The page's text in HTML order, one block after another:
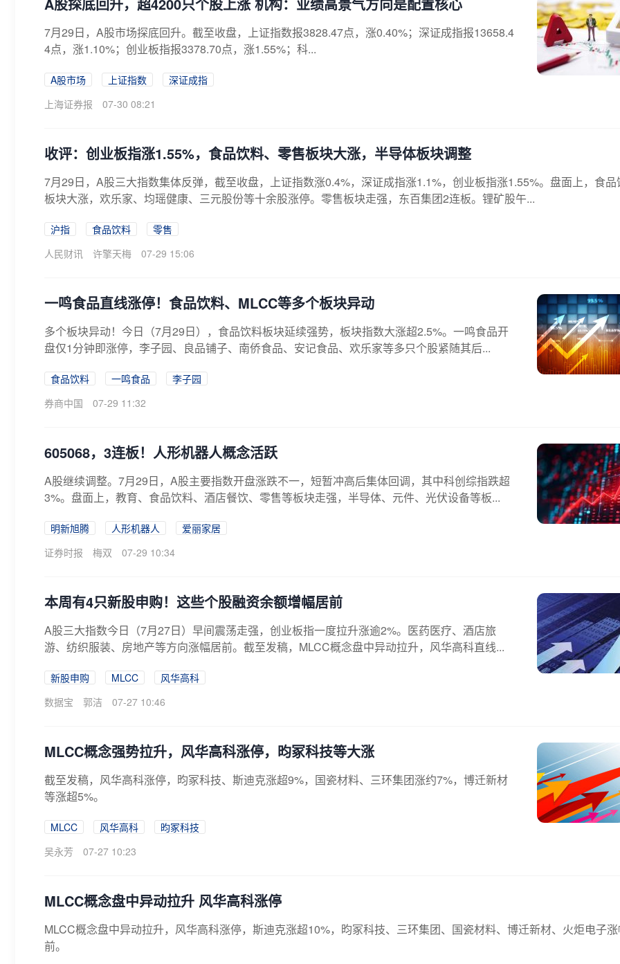
7月29日，A股市场探底回升。截至收盘，上证指数报3828.47点，涨0.40%；深证成指报13658.4
4点，涨1.10%；创业板指报3378.70点，涨1.55%；科...
A股市场 上证指数
深证成指
上海证券报
07-30 08:21
收评：创业板指涨1.55%，食品饮料、零售板块大涨，半导体板块调整
7月29日，A股三大指数集体反弹，截至收盘，上证指数涨0.4%，深证成指涨1.1%，创业板指涨1.55%。盘面上，食品
板块大涨，欢乐家、均瑶健康、三元股份等十余股涨停。零售板块走强，东百集团2连板。锂矿股午...
沪指 食品饮料
零售
人民财讯
许擎天梅 07-29 15:06
一鸣食品直线涨停！食品饮料、MLCC‌等多个板块异动
多个板块异动！今日（7月29日），食品饮料板块延续强势，板块指数大涨超2.5%。一鸣食品开
盘仅1分钟即涨停，李子园、良品铺子、南侨食品、安记食品、欢乐家等多只个股紧随其后...
食品饮料 一鸣食品
李子园
券商中国
07-29 11:32
605068，3连板！人形机器人概念活跃
A股继续调整。7月29日，A股主要指数开盘涨跌不一，短暂冲高后集体回调，其中科创综指跌超
3%。盘面上，教育、食品饮料、酒店餐饮、零售等板块走强，半导体、元件、光伏设备等板...
明新旭腾 人形机器人
爱丽家居
证券时报
梅双 07-29 10:34
本周有4只新股申购！这些个股融资余额增幅居前
A股三大指数今日（7月27日）早间震荡走强，创业板指一度拉升涨逾2%。医药医疗、酒店旅
游、纺织服装、房地产等方向涨幅居前。截至发稿，MLCC概念盘中异动拉升，风华高科直线...
新股申购 MLCC
风华高科
数据宝
郭洁 07-27 10:46
MLCC概念强势拉升，风华高科涨停，昀冢科技等大涨
截至发稿，风华高科涨停，昀冢科技、斯迪克涨超9%，国瓷材料、三环集团涨约7%，博迁新材
等涨超5%。
MLCC 风华高科
昀冢科技
吴永芳
07-27 10:23
​MLCC概念盘中异动拉升 风华高科涨停
MLCC概念盘中异动拉升，风华高科涨停，斯迪克涨超10%，昀冢科技、三环集团、国瓷材料、博迁新材、火炬电子
前。